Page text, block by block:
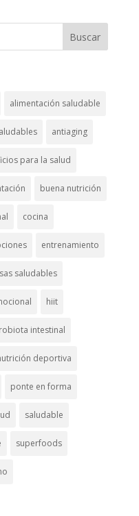
alimentación saludable
antiaging
para la salud
buena nutrición
cocina
entrenamiento
saludables
hiit
intestinal
deportiva
ponte en forma
saludable
superfoods